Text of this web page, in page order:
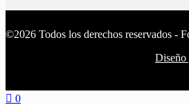
©2026 Todos los derechos reservados -
0